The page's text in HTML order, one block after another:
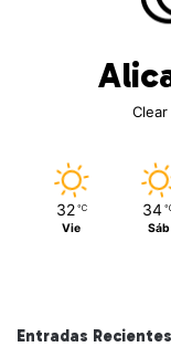
Clear
32 ℃
Vie
34
Sáb
Entradas Recientes